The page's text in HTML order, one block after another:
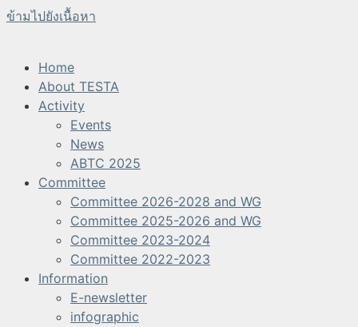
ข้ามไปยังเนื้อหา
Home
About TESTA
Activity
Events
News
ABTC 2025
Committee
Committee 2026-2028 and WG
Committee 2025-2026 and WG
Committee 2023-2024
Committee 2022-2023
Information
E-newsletter
infographic